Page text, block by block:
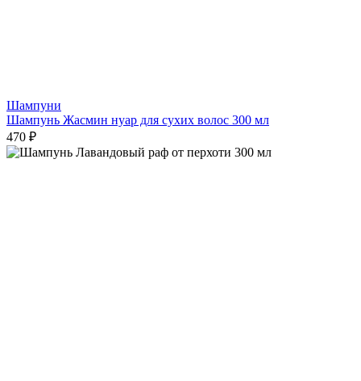
Шампуни
Шампунь Жасмин нуар для сухих волос 300 мл
470 ₽